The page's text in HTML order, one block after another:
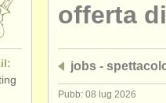
contattaci rss
offerta
jobs -
Pubb: 08 lug 2026